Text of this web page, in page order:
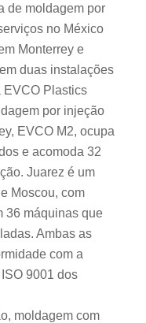
de moldagem por
no México
Monterrey e
duas instalações
EVCO Plastics
por injeção
EVCO M2, ocupa
e acomoda 32
Juarez é um
Moscou, com
36 máquinas que
Ambas as
com a
9001 dos
moldagem com